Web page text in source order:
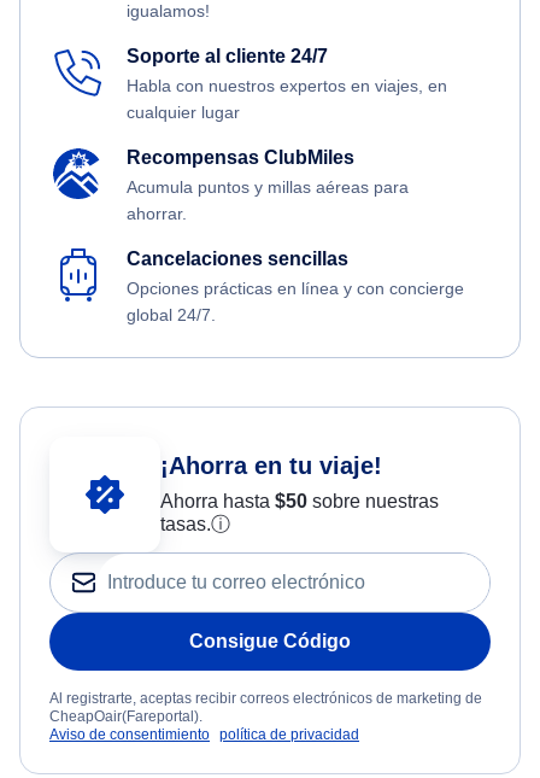
igualamos!
Soporte al cliente 24/7
Habla con nuestros expertos en viajes, en
cualquier lugar
Recompensas ClubMiles
Acumula puntos y millas aéreas para
ahorrar.
Cancelaciones sencillas
Opciones prácticas en línea y con concierge
global 24/7.
¡Ahorra en tu viaje!
Ahorra hasta $50sobre nuestras
tasas.ⓘ
Consigue Código
Al registrarte, aceptas recibir correos electrónicos de marketing de
CheapOair(Fareportal).
Aviso de consentimiento política de privacidad